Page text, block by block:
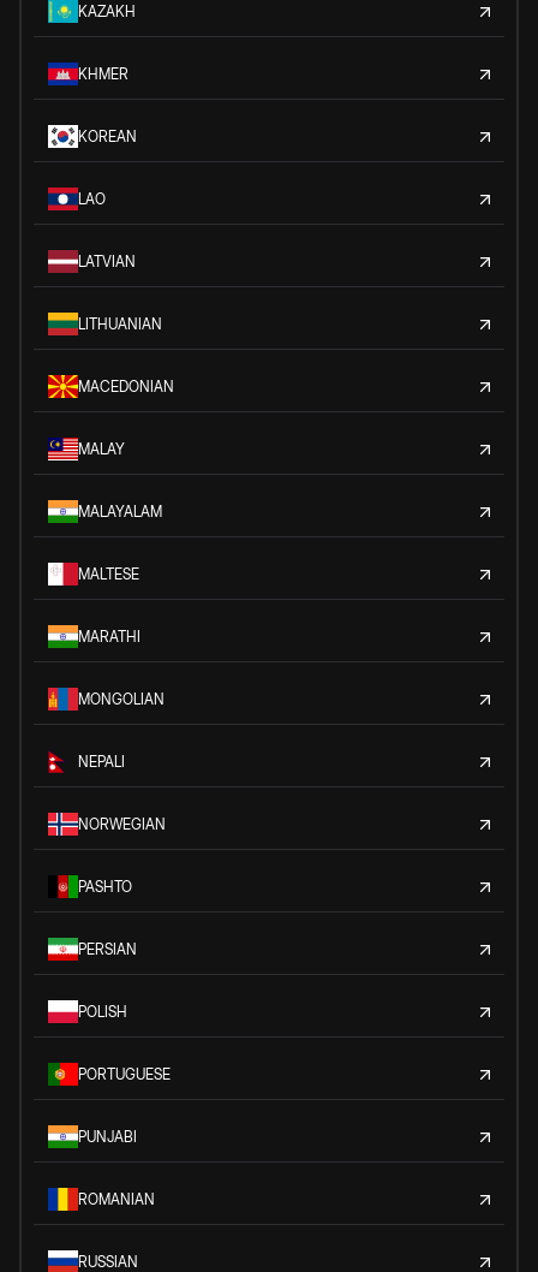
KAZAKH
KHMER
KOREAN
LAO
LATVIAN
LITHUANIAN
MACEDONIAN
MALAY
MALAYALAM
MALTESE
MARATHI
MONGOLIAN
NEPALI
NORWEGIAN
PASHTO
PERSIAN
POLISH
PORTUGUESE
PUNJABI
ROMANIAN
RUSSIAN